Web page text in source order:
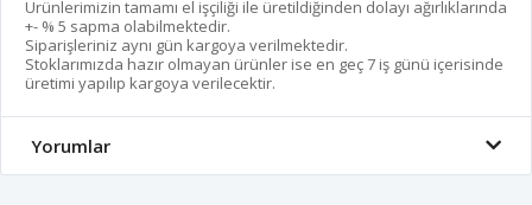
Ürünlerimizin tamamı el işçiliği ile üretildiğinden dolayı ağırlıklarında
+- % 5 sapma olabilmektedir.
Siparişleriniz aynı gün kargoya verilmektedir.
Stoklarımızda hazır olmayan ürünler ise en geç 7 iş günü içerisinde
üretimi yapılıp kargoya verilecektir.
Yorumlar